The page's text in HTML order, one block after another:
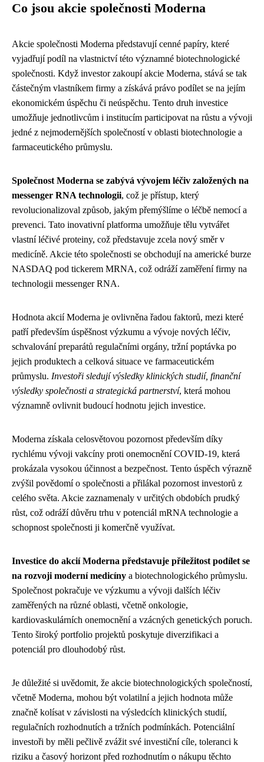
Co jsou akcie společnosti Moderna
Akcie společnosti Moderna představují cenné papíry, které
vyjadřují podíl na vlastnictví této významné biotechnologické
společnosti. Když investor zakoupí akcie Moderna, stává se tak
částečným vlastníkem firmy a získává právo podílet se na jejím
ekonomickém úspěchu či neúspěchu. Tento druh investice
umožňuje jednotlivcům i institucím participovat na růstu a vývoji
jedné z nejmodernějších společností v oblasti biotechnologie a
farmaceutického průmyslu.
Společnost Moderna se zabývá vývojem léčiv založených na
messenger RNA technologii, což je přístup, který
revolucionalizoval způsob, jakým přemýšlíme o léčbě nemocí a
prevenci. Tato inovativní platforma umožňuje tělu vytvářet
vlastní léčivé proteiny, což představuje zcela nový směr v
medicíně. Akcie této společnosti se obchodují na americké burze
NASDAQ pod tickerem MRNA, což odráží zaměření firmy na
technologii messenger RNA.
Hodnota akcií Moderna je ovlivněna řadou faktorů, mezi které
patří především úspěšnost výzkumu a vývoje nových léčiv,
schvalování preparátů regulačními orgány, tržní poptávka po
jejich produktech a celková situace ve farmaceutickém
průmyslu. Investoři sledují výsledky klinických studií, finanční
výsledky společnosti a strategická partnerství, která mohou
významně ovlivnit budoucí hodnotu jejich investice.
Moderna získala celosvětovou pozornost především díky
rychlému vývoji vakcíny proti onemocnění COVID-19, která
prokázala vysokou účinnost a bezpečnost. Tento úspěch výrazně
zvýšil povědomí o společnosti a přilákal pozornost investorů z
celého světa. Akcie zaznamenaly v určitých obdobích prudký
růst, což odráží důvěru trhu v potenciál mRNA technologie a
schopnost společnosti ji komerčně využívat.
Investice do akcií Moderna představuje příležitost podílet se
na rozvoji moderní medicíny a biotechnologického průmyslu.
Společnost pokračuje ve výzkumu a vývoji dalších léčiv
zaměřených na různé oblasti, včetně onkologie,
kardiovaskulárních onemocnění a vzácných genetických poruch.
Tento široký portfolio projektů poskytuje diverzifikaci a
potenciál pro dlouhodobý růst.
Je důležité si uvědomit, že akcie biotechnologických společností,
včetně Moderna, mohou být volatilní a jejich hodnota může
značně kolísat v závislosti na výsledcích klinických studií,
regulačních rozhodnutích a tržních podmínkách. Potenciální
investoři by měli pečlivě zvážit své investiční cíle, toleranci k
riziku a časový horizont před rozhodnutím o nákupu těchto